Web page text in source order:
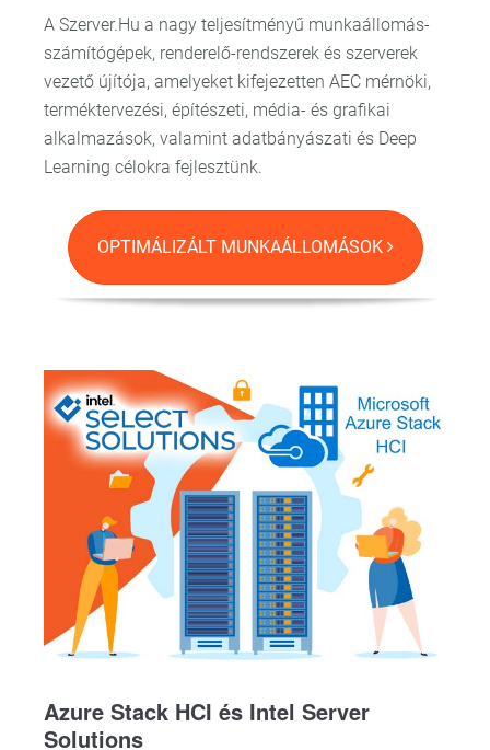
A Szerver.Hu a nagy teljesítményű munkaállomás-
számítógépek, renderelő-rendszerek és szerverek
vezető újítója, amelyeket kifejezetten AEC mérnöki,
terméktervezési, építészeti, média- és grafikai
alkalmazások, valamint adatbányászati és Deep
Learning célokra fejlesztünk.
OPTIMÁLIZÁLT MUNKAÁLLOMÁSOK
Azure Stack HCI és Intel Server
Solutions